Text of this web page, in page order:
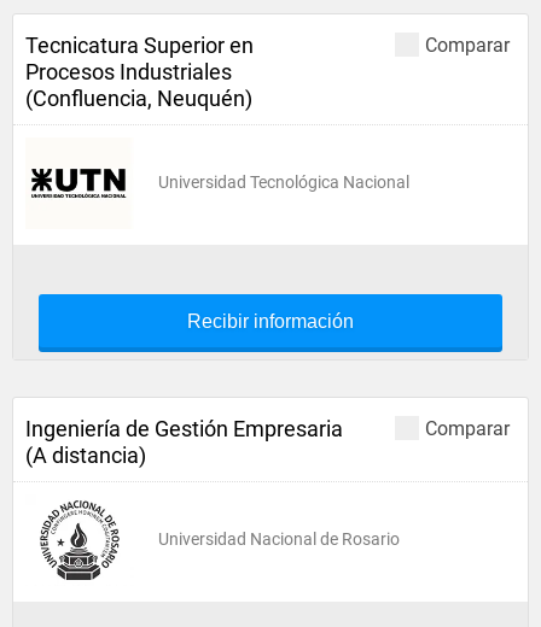
Comparar
Tecnicatura Superior en
Procesos Industriales
(Confluencia, Neuquén)
Universidad Tecnológica Nacional
Recibir información
Comparar
Ingeniería de Gestión Empresaria
(A distancia)
Universidad Nacional de Rosario